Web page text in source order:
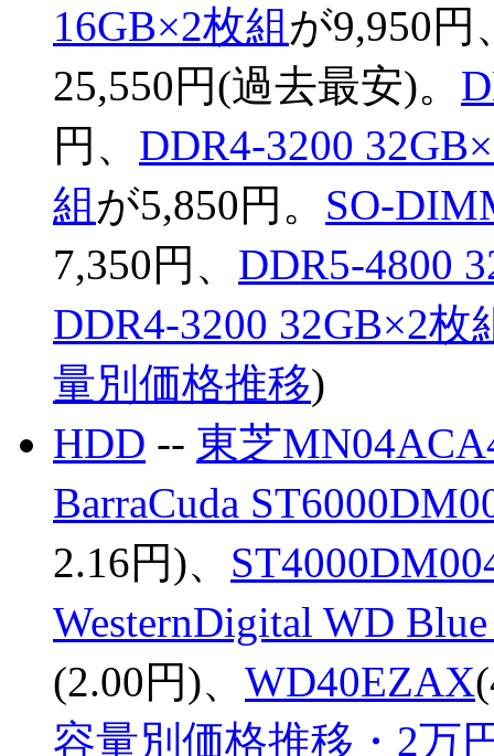
16GB×2枚組が9,950円
25,550円(過去最安)。
円、 DDR4-3200
組が5,850円。 SO-
7,350円、 DDR5-4800
DDR4-3200 32GB×2枚
量別価格推移)
HDD -- 東芝
BarraCuda
2.16円)、
WesternDigital WD
(2.00円)、 WD40EZAX
容量別価格推移・2万